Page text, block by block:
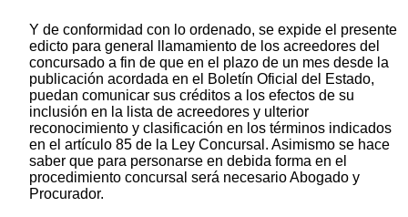
Y de conformidad con lo ordenado, se expide el presente
edicto para general llamamiento de los acreedores del
concursado a fin de que en el plazo de un mes desde la
publicación acordada en el Boletín Oficial del Estado,
puedan comunicar sus créditos a los efectos de su
inclusión en la lista de acreedores y ulterior
reconocimiento y clasificación en los términos indicados
en el artículo 85 de la Ley Concursal. Asimismo se hace
saber que para personarse en debida forma en el
procedimiento concursal será necesario Abogado y
Procurador.